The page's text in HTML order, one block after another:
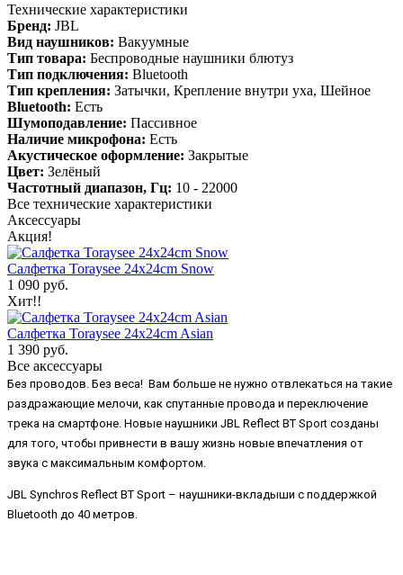
Технические характеристики
Бренд: JBL
Вид наушников: Вакуумные
Тип товара: Беспроводные наушники блютуз
Тип подключения: Bluetooth
Тип крепления: Затычки, Крепление внутри уха, Шейное
Bluetooth: Есть
Шумоподавление: Пассивное
Наличие микрофона: Есть
Акустическое оформление: Закрытые
Цвет: Зелёный
Частотный диапазон, Гц: 10 - 22000
Все технические характеристики
Аксессуары
Акция!
Салфетка Toraysee 24x24cm Snow
1 090 руб.
Хит!!
Салфетка Toraysee 24x24cm Asian
1 390 руб.
Все аксессуары
Без проводов. Без веса! Вам больше не нужно отвлекаться на такие
раздражающие мелочи, как спутанные провода и переключение
трека на смартфоне. Новые наушники JBL Reflect BT Sport созданы
для того, чтобы привнести в вашу жизнь новые впечатления от
звука с максимальным комфортом.
JBL Synchros Reflect BT Sport – наушники-вкладыши с поддержкой
Bluetooth до 40 метров.